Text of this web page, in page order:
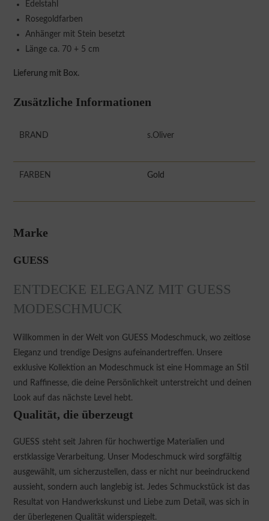
Edelstahl
Rosegoldfarben
Anhänger mit Stein besetzt
Länge ca. 70 + 5 cm
Lieferung mit Box.
Zusätzliche Informationen
BRAND s.Oliver
FARBEN Gold
Marke
GUESS
ENTDECKE ELEGANZ MIT GUESS
MODESCHMUCK
Willkommen in der Welt von GUESS Modeschmuck, wo zeitlose
Eleganz und trendige Designs aufeinandertreffen. Unsere
exklusive Kollektion an Modeschmuck ist eine Hommage an Stil
und Raffinesse, die deine Persönlichkeit unterstreicht und deinen
Look auf das nächste Level hebt.
Qualität, die überzeugt
GUESS steht seit Jahren für hochwertige Materialien und
erstklassige Verarbeitung. Unser Modeschmuck wird sorgfältig
ausgewählt, um sicherzustellen, dass er nicht nur beeindruckend
aussieht, sondern auch langlebig ist. Jedes Schmuckstück ist das
Resultat von Handwerkskunst und Liebe zum Detail, was sich in
der überlegenen Qualität widerspiegelt.